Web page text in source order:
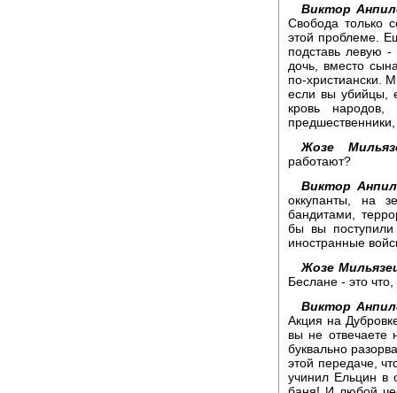
Виктор
Свобода только
этой проблеме.
подставь левую
дочь, вместо
по-христиански.
если вы убийцы,
кровь
Жозе
работают?
Виктор
оккупанты, на
бандитами,
бы вы поступили
иностранные
Жозе
Беслане - это
Виктор
Акция на
вы не отвечаете
буквально
этой передаче,
учинил Ельцин в